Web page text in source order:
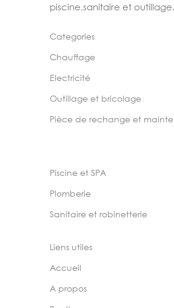
piscine,sanitaire et outillage.
Categories
Chauffage
Electricité
Outillage et bricolage
Pièce de rechange et
Piscine et SPA
Plomberie
Sanitaire et robinetterie
Liens utiles
Accueil
A propos